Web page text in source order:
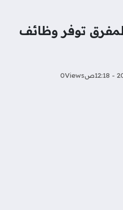
توفر وظائف
Views
0